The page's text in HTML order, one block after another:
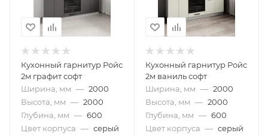
Кухонный гарнитур Ройс
2м графит софт
Ширина, мм — 2000
Высота, мм — 2000
Глубина, мм — 600
Цвет корпуса — серый
Кухонный гарнитур Ройс
2м ваниль софт
Ширина, мм — 2000
Высота, мм — 2000
Глубина, мм — 600
Цвет корпуса — серый